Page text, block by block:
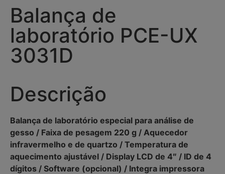
Balança de
laboratório PCE-UX
3031D
Descrição
Balança de laboratório especial para análise de
gesso / Faixa de pesagem 220 g / Aquecedor
infravermelho e de quartzo / Temperatura de
aquecimento ajustável / Display LCD de 4″ / ID de 4
dígitos / Software (opcional) / Integra impressora